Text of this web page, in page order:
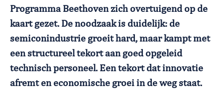
Programma Beethoven zich overtuigend op de
kaart gezet. De noodzaak is duidelijk: de
semiconindustrie groeit hard, maar kampt met
een structureel tekort aan goed opgeleid
technisch personeel. Een tekort dat innovatie
afremt en economische groei in de weg staat.